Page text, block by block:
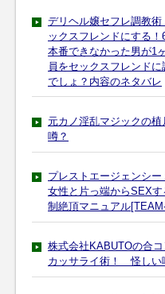
デリヘル嬢セフレ調教
ックスフレンドにする
本番できなかった男が1
員をセックスフレンド
でしょ？内容のネタバレ
元カノ淫乱マジックの
噂？
プレストエージェンシ
女性と片っ端からSEX
制絶頂マニュアル
株式会社KABUTOの合
カッサライ術！ 怪しい